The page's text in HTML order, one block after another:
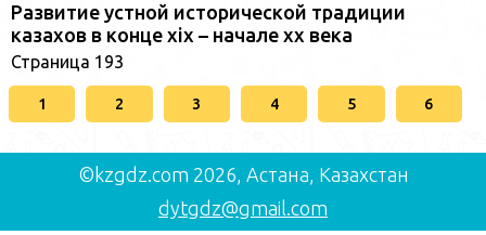
Развитие устной исторической традиции
казахов в конце xіх – начале хх века
Страница 193
1 2 3 4 5 6
©kzgdz.com 2026, Астана, Казахстан
dytgdz@gmail.com